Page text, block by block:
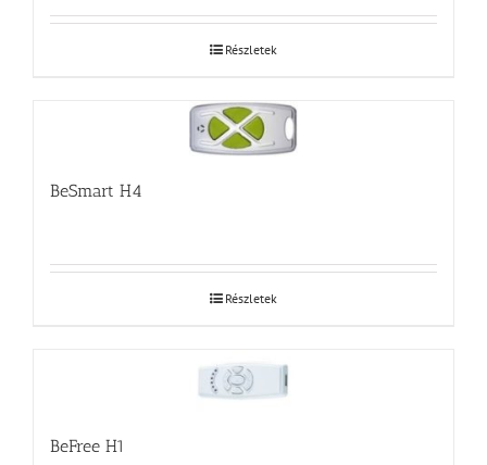
Részletek
BeSmart H4
Részletek
BeFree H1